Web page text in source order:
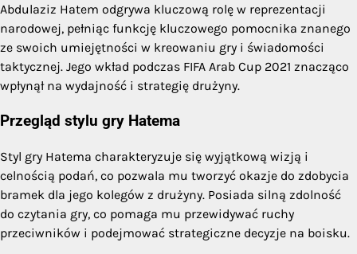
Abdulaziz Hatem odgrywa kluczową rolę w reprezentacji
narodowej, pełniąc funkcję kluczowego pomocnika znanego
ze swoich umiejętności w kreowaniu gry i świadomości
taktycznej. Jego wkład podczas FIFA Arab Cup 2021 znacząco
wpłynął na wydajność i strategię drużyny.
Przegląd stylu gry Hatema
Styl gry Hatema charakteryzuje się wyjątkową wizją i
celnością podań, co pozwala mu tworzyć okazje do zdobycia
bramek dla jego kolegów z drużyny. Posiada silną zdolność
do czytania gry, co pomaga mu przewidywać ruchy
przeciwników i podejmować strategiczne decyzje na boisku.